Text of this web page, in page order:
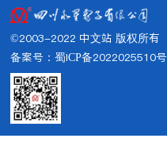
©2003-2022 中文站 版权所有
备案号：蜀ICP备2022025510号